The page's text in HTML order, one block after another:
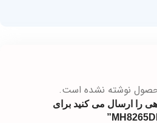
نوشته نشده است.
را ارسال می کنید برای